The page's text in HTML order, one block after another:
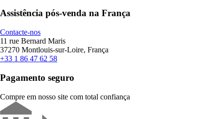
Assistência pós-venda na França
Contacte-nos
11 rue Bernard Maris
37270 Montlouis-sur-Loire, França
+33 1 86 47 62 58
Pagamento seguro
Compre em nosso site com total confiança